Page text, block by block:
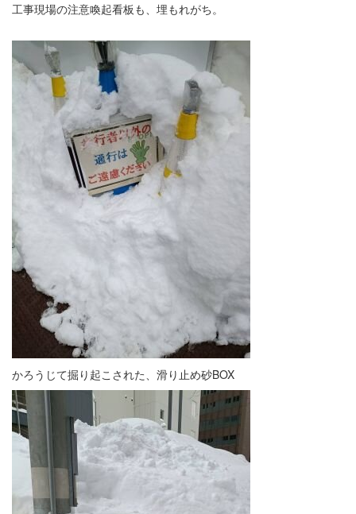
工事現場の注意喚起看板も、埋もれがち。
かろうじて掘り起こされた、滑り止め砂BOX